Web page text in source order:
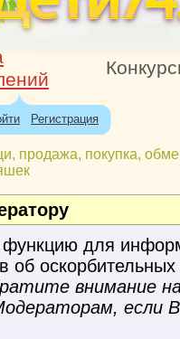
Регистрация
продажа, покупка,
функцию для
об
внимание
если